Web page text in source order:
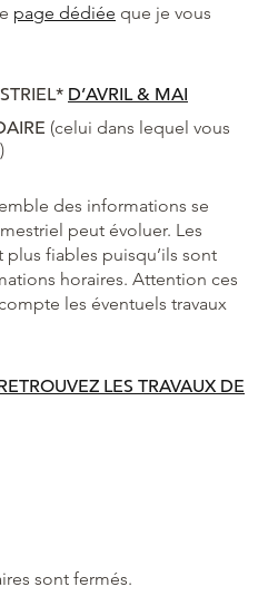
page dédiée que je vous
D’AVRIL & MAI
(celui dans lequel vous
des informations se
peut évoluer. Les
fiables puisqu’ils sont
horaires. Attention ces
les éventuels travaux
LES TRAVAUX DE
sont fermés.